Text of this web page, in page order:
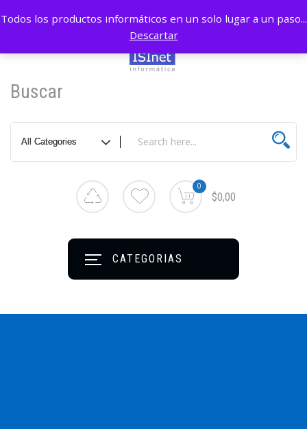
Buscar
0
$0,00
CATEGORIAS
Todos los productos informáticos en un solo lugar a un paso...
Descartar